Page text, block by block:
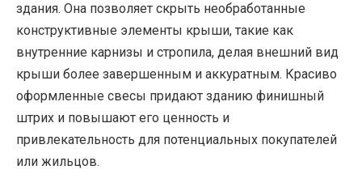
здания. Она позволяет скрыть необработанные
конструктивные элементы крыши, такие как
внутренние карнизы и стропила, делая внешний вид
крыши более завершенным и аккуратным. Красиво
оформленные свесы придают зданию финишный
штрих и повышают его ценность и
привлекательность для потенциальных покупателей
или жильцов.